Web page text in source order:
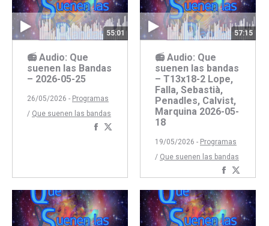
55:01
📻 Audio: Que
suenen las Bandas
– 2026-05-25
26/05/2026 - Programas
/ Que suenen las bandas
Compartir
57:15
📻 Audio: Que
suenen las bandas
– T13x18-2 Lope,
Falla, Sebastià,
Penadles, Calvist,
Marquina 2026-05-
18
19/05/2026 - Programas
/ Que suenen las bandas
Compartir